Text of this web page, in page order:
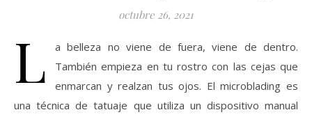
octubre 26, 2021
L
a belleza no viene de fuera, viene de dentro.
También empieza en tu rostro con las cejas que
enmarcan y realzan tus ojos. El microblading es
una técnica de tatuaje que utiliza un dispositivo manual